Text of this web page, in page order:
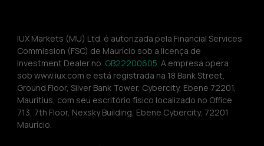
IUX Markets (MU) Ltd. é autorizada pela Financial Services
Commission (FSC) de Maurício sob a licença de
Investment Dealer no. GB22200605. A empresa opera
sob www.iux.com e está registrada na 18 Bank Street,
Ground Floor, Silver Bank Tower, Cybercity, Ebene 72201,
Mauritius, com seu escritório físico localizado no Office
713, 7th Floor, Nexsky Building, Ebene Cybercity, 72201
Maurício.